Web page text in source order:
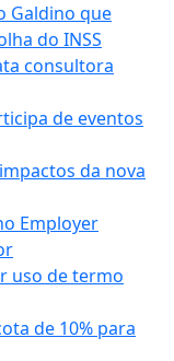
Galdino que
do INSS
consultora
de eventos
da nova
Employer
uso de termo
de 10% para